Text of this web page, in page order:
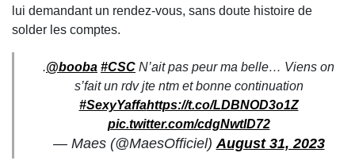
lui demandant un rendez-vous, sans doute histoire de
solder les comptes.
.@booba #CSC N’ait pas peur ma belle… Viens on
s’fait un rdv jte ntm et bonne continuation
#SexyYaffahttps://t.co/LDBNOD3o1Z
pic.twitter.com/cdgNwtlD72
— Maes (@MaesOfficiel)August 31, 2023